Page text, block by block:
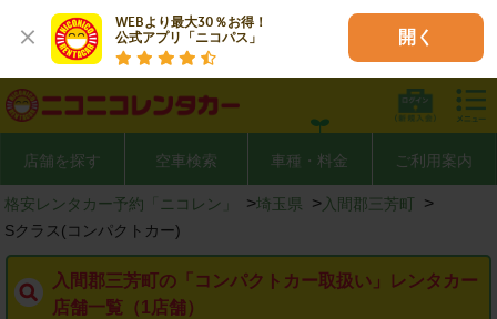
WEBより最大30％お得！
公式アプリ「ニコパス」
開く
店舗を探す 空車検索 車種・料金 ご利用案内
格安レンタカー予約「ニコレン」 >埼玉県 > 入間郡三芳町 >
Sクラス(コンパクトカー)
入間郡三芳町の「コンパクトカー取扱い」レンタカー
店舗一覧（1店舗）